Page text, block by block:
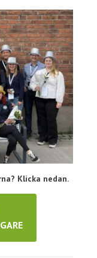
Klicka nedan.